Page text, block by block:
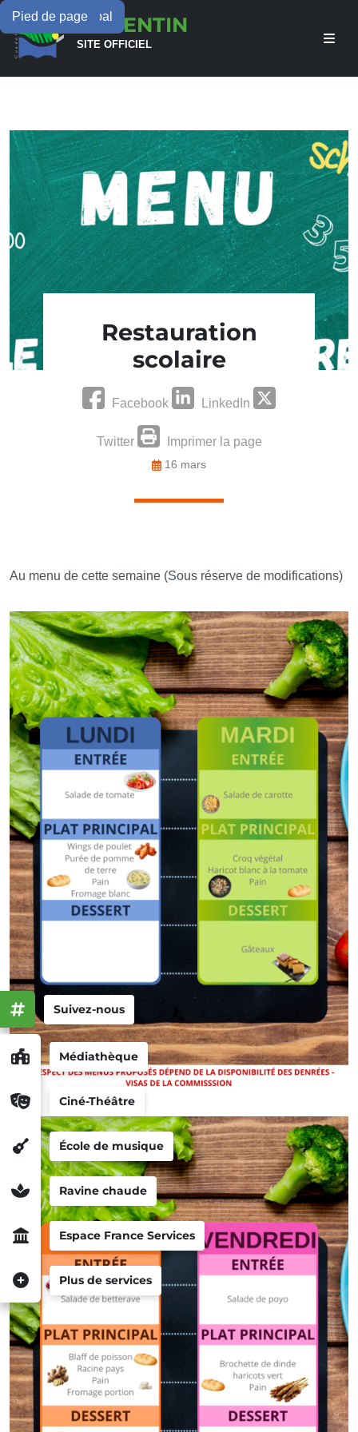
Menu principal
Contenu principal
Pied de pageLAMENTIN
SITE OFFICIEL
Médiathèque
Ciné-Théâtre
École de musique
Ravine chaude
Espace France Services
Plus de services
Suivez-nous
Restauration
scolaire
Facebook LinkedIn
Twitter Imprimer la page
16 mars
Au menu de cette semaine (Sous réserve de modifications)